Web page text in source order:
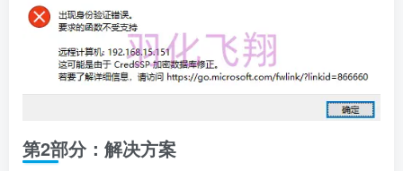
第2部分：解决方案